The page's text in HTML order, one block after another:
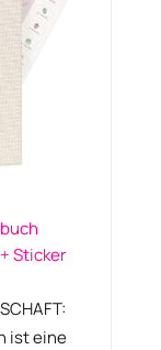
Sticker
ist eine